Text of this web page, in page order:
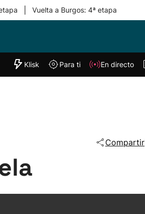
Vuelta a Burgos: 4ª etapa
"Helmuga"
Klisk
Klisk Para ti En directo
Compartir